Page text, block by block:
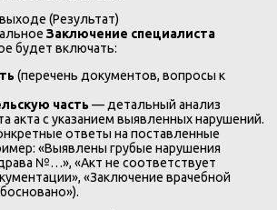
(Результат)
Заключение специалиста
будет включать:
(перечень документов, вопросы к
часть — детальный анализ
акта с указанием выявленных нарушений.
ответы на поставленные
«Выявлены грубые нарушения
№…», «Акт не соответствует
«Заключение врачебной